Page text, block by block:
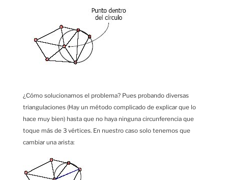
¿Cómo solucionamos el problema? Pues probando diversas
triangulaciones (Hay un método complicado de explicar que lo
hace muy bien) hasta que no haya ninguna circunferencia que
toque más de 3 vértices. En nuestro caso solo tenemos que
cambiar una arista: